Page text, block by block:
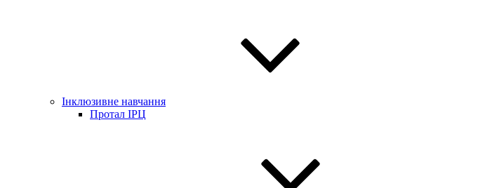
Інклюзивне навчання
Протал ІРЦ